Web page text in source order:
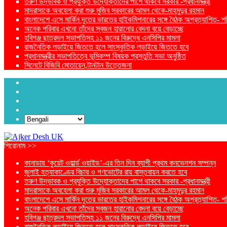
মাদরাসাকে অবহেলা করা শুরু মুজিব সরকারের আমল থেকে-মাহমুদুর রহমান
বাংলাদেশে এসে মার্কিন দূতের ভারতের হাইকমিশনারের সঙ্গে বৈঠক অপ্রত্যাশিত-
অনেক পরিবার এখনো তাঁদের স্বজন হারানোর বেদনা বয়ে বেড়াচ্ছে
হবিগঞ্জ ছাত্রদল সভাপতিসহ ১১ জনের বিরুদ্ধে এনসিপির মামলা
রাজনৈতিক লড়াইয়ে জিততে হলে সাংস্কৃতিক লড়াইয়ে জিততে হবে
প্রধানমন্ত্রীর সভাপতিত্বে ভূমিকম্প বিষয়ক প্রস্তুতি সভা অনুষ্ঠিত
সিলেটে বিজিবি মোতায়েন,টানটান উত্তেজনা
শিরোনাম >>
কানাডায় ‘কুয়েট ওয়ার্ল্ড ওয়াইড’-এর তিন দিন ব্যাপী প্রথম কনভেনশন সম্পন্ন
জুলাই হত্যাকাণ্ডের বিচার ও গণভোটের রায় বাস্তবায়ন করতে হবে
তরুণ উদ্ভাবক ও প্রযুক্তি উদ্যোক্তাদের পাশে থাকবে সরকার -প্রধানমন্ত্রী
মাদরাসাকে অবহেলা করা শুরু মুজিব সরকারের আমল থেকে-মাহমুদুর রহমান
বাংলাদেশে এসে মার্কিন দূতের ভারতের হাইকমিশনারের সঙ্গে বৈঠক অপ্রত্যাশিত-
অনেক পরিবার এখনো তাঁদের স্বজন হারানোর বেদনা বয়ে বেড়াচ্ছে
হবিগঞ্জ ছাত্রদল সভাপতিসহ ১১ জনের বিরুদ্ধে এনসিপির মামলা